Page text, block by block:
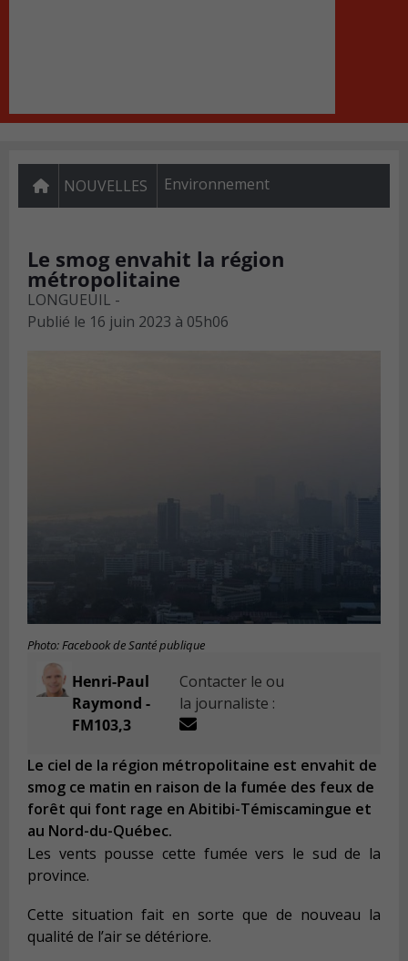
NOUVELLES Environnement
Le smog envahit la région
métropolitaine
LONGUEUIL -
Publié le 16 juin 2023 à 05h06
Photo: Facebook de Santé publique
Henri-Paul
Raymond -
FM103,3
Contacter le ou
la journaliste :
Le ciel de la région métropolitaine est envahit de
smog ce matin en raison de la fumée des feux de
forêt qui font rage en Abitibi-Témiscamingue et
au Nord-du-Québec.
Les vents pousse cette fumée vers le sud de la
province.
Cette situation fait en sorte que de nouveau la
qualité de l’air se détériore.